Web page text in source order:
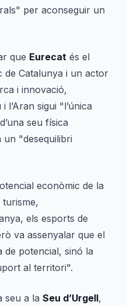
per aconseguir un
que Eurecat és el
de Catalunya i un actor
i innovació,
l’Aran sigui "l’única
seu física
un "desequilibri
econòmic de la
els esports de
va assenyalar que el
de potencial, sinó la
al territori".
seu a la Seu d’Urgell,